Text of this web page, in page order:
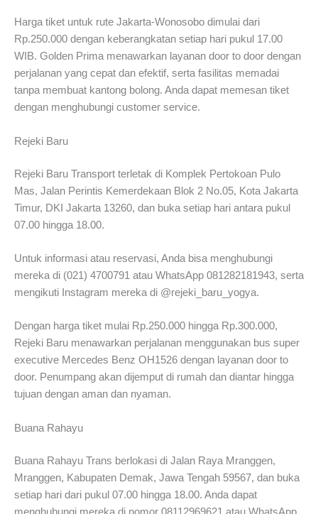
Harga tiket untuk rute Jakarta-Wonosobo dimulai dari
Rp.250.000 dengan keberangkatan setiap hari pukul 17.00
WIB. Golden Prima menawarkan layanan door to door dengan
perjalanan yang cepat dan efektif, serta fasilitas memadai
tanpa membuat kantong bolong. Anda dapat memesan tiket
dengan menghubungi customer service.
Rejeki Baru
Rejeki Baru Transport terletak di Komplek Pertokoan Pulo
Mas, Jalan Perintis Kemerdekaan Blok 2 No.05, Kota Jakarta
Timur, DKI Jakarta 13260, dan buka setiap hari antara pukul
07.00 hingga 18.00.
Untuk informasi atau reservasi, Anda bisa menghubungi
mereka di (021) 4700791 atau WhatsApp 081282181943, serta
mengikuti Instagram mereka di @rejeki_baru_yogya.
Dengan harga tiket mulai Rp.250.000 hingga Rp.300.000,
Rejeki Baru menawarkan perjalanan menggunakan bus super
executive Mercedes Benz OH1526 dengan layanan door to
door. Penumpang akan dijemput di rumah dan diantar hingga
tujuan dengan aman dan nyaman.
Buana Rahayu
Buana Rahayu Trans berlokasi di Jalan Raya Mranggen,
Mranggen, Kabupaten Demak, Jawa Tengah 59567, dan buka
setiap hari dari pukul 07.00 hingga 18.00. Anda dapat
menghubungi mereka di nomor 08112969621 atau WhatsApp